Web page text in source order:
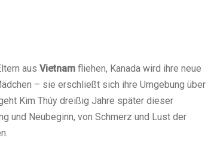
aus Vietnam fliehen, Kanada wird ihre neue
– sie erschließt sich ihre Umgebung über
Kim Thúy dreißig Jahre später dieser
und Neubeginn, von Schmerz und Lust der